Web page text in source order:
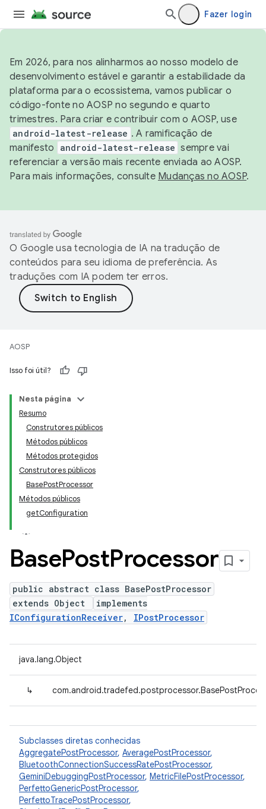
Fazer login
Em 2026, para nos alinharmos ao nosso modelo de
desenvolvimento estável e garantir a estabilidade da
plataforma para o ecossistema, vamos publicar o
código-fonte no AOSP no segundo e quarto
trimestres. Para criar e contribuir com o AOSP, use
android-latest-release . A ramificação de
manifesto
android-latest-release sempre vai
referenciar a versão mais recente enviada ao AOSP.
Para mais informações, consulte Mudanças no AOSP.
O Google usa tecnologia de IA na tradução de
conteúdos para seu idioma de preferência. As
traduções com IA podem ter erros.
AOSP
Isso foi útil?
Nesta página
Resumo
Construtores públicos
Métodos públicos
Métodos protegidos
Construtores públicos
BasePostProcessor
Métodos públicos
getConfiguration
BasePostProcessor
public abstract class BasePostProcessor
extends Object
implements
IConfigurationReceiver, IPostProcessor
java.lang.Object
↳
Subclasses diretas conhecidas
AggregatePostProcessor, AveragePostProcessor,
BluetoothConnectionSuccessRatePostProcessor,
GeminiDebuggingPostProcessor, MetricFilePostProcessor,
PerfettoGenericPostProcessor,
PerfettoTracePostProcessor,